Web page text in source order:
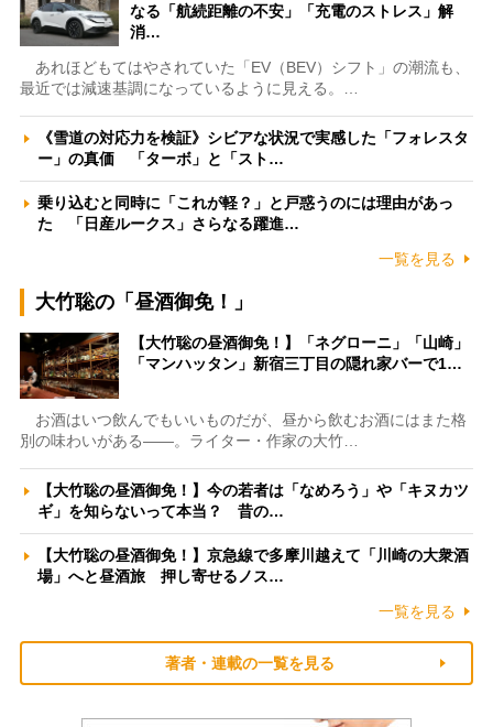
なる「航続距離の不安」「充電のストレス」解
消…
あれほどもてはやされていた「EV（BEV）シフト」の潮流も、
最近では減速基調になっているように見える。…
《雪道の対応力を検証》シビアな状況で実感した「フォレスタ
ー」の真価 「ターボ」と「スト…
乗り込むと同時に「これが軽？」と戸惑うのには理由があっ
た 「日産ルークス」さらなる躍進…
一覧を見る
大竹聡の「昼酒御免！」
【大竹聡の昼酒御免！】「ネグローニ」「山崎」
「マンハッタン」新宿三丁目の隠れ家バーで1…
お酒はいつ飲んでもいいものだが、昼から飲むお酒にはまた格
別の味わいがある――。ライター・作家の大竹…
【大竹聡の昼酒御免！】今の若者は「なめろう」や「キヌカツ
ギ」を知らないって本当？ 昔の…
【大竹聡の昼酒御免！】京急線で多摩川越えて「川崎の大衆酒
場」へと昼酒旅 押し寄せるノス…
一覧を見る
著者・連載の一覧を見る